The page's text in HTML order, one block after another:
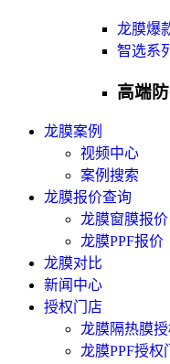
龙膜爆
智选系
高端
龙膜案例
视频中心
案例搜索
龙膜报价查询
龙膜窗膜报价
龙膜PPF报价
龙膜对比
新闻中心
授权门店
龙膜隔热膜
龙膜PPF授权